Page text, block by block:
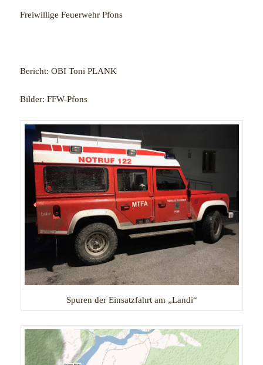
Freiwillige Feuerwehr Pfons
Bericht: OBI Toni PLANK
Bilder: FFW-Pfons
Spuren der Einsatzfahrt am „Landi“